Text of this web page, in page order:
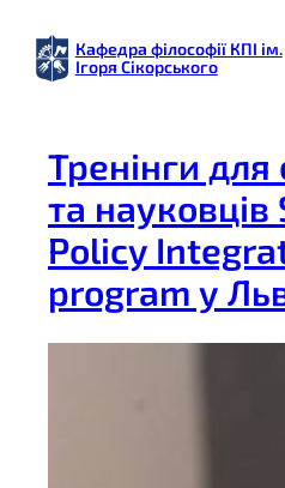
вмісту
Кафедра філософії КПІ ім.
Ігоря Сікорського
Тренінги для
та науковців
Policy
program у